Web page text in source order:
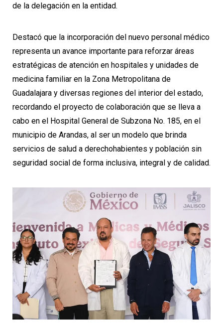
de la delegación en la entidad.
Destacó que la incorporación del nuevo personal médico
representa un avance importante para reforzar áreas
estratégicas de atención en hospitales y unidades de
medicina familiar en la Zona Metropolitana de
Guadalajara y diversas regiones del interior del estado,
recordando el proyecto de colaboración que se lleva a
cabo en el Hospital General de Subzona No. 185, en el
municipio de Arandas, al ser un modelo que brinda
servicios de salud a derechohabientes y población sin
seguridad social de forma inclusiva, integral y de calidad.